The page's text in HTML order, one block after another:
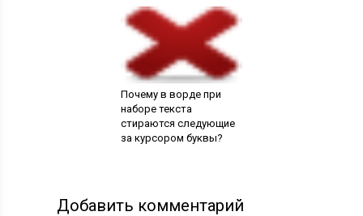
Почему в ворде при
наборе текста
стираются следующие
за курсором буквы?
Добавить комментарий